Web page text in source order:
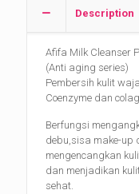
Description
Afifa Milk Cleanser
(Anti aging series)
Pembersih kulit
Coenzyme dan
Berfungsi
debu,sisa make-up
mengencangkan
dan menjadikan
sehat.